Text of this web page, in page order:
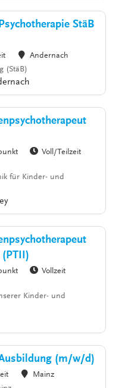
StäB
Andernach
(StäB)
Voll/Teilzeit
für Kinder- und
Vollzeit
Kinder- und
(m/w/d)
Mainz